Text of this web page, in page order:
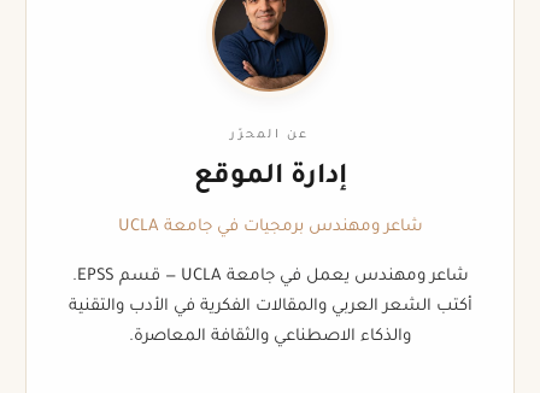
عن المحرّر
إدارة الموقع
شاعر ومهندس برمجيات في جامعة UCLA
شاعر ومهندس يعمل في جامعة UCLA — قسم EPSS.
أكتب الشعر العربي والمقالات الفكرية في الأدب والتقنية
والذكاء الاصطناعي والثقافة المعاصرة.